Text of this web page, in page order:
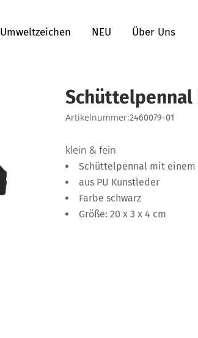
Umweltzeichen NEU Über Uns
Schüttelpennal
Artikelnummer:2460079-01
klein & fein
Schüttelpennal mit
aus PU Kunstleder
Farbe schwarz
Größe: 20 x 3 x 4 cm